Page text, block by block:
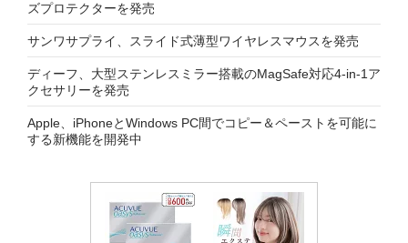
ズプロテクターを発売
サンワサプライ、スライド式薄型ワイヤレスマウスを発売
ディーフ、大型ステンレスミラー搭載のMagSafe対応4-in-1ア
クセサリーを発売
Apple、iPhoneとWindows PC間でコピー＆ペーストを可能に
する新機能を開発中